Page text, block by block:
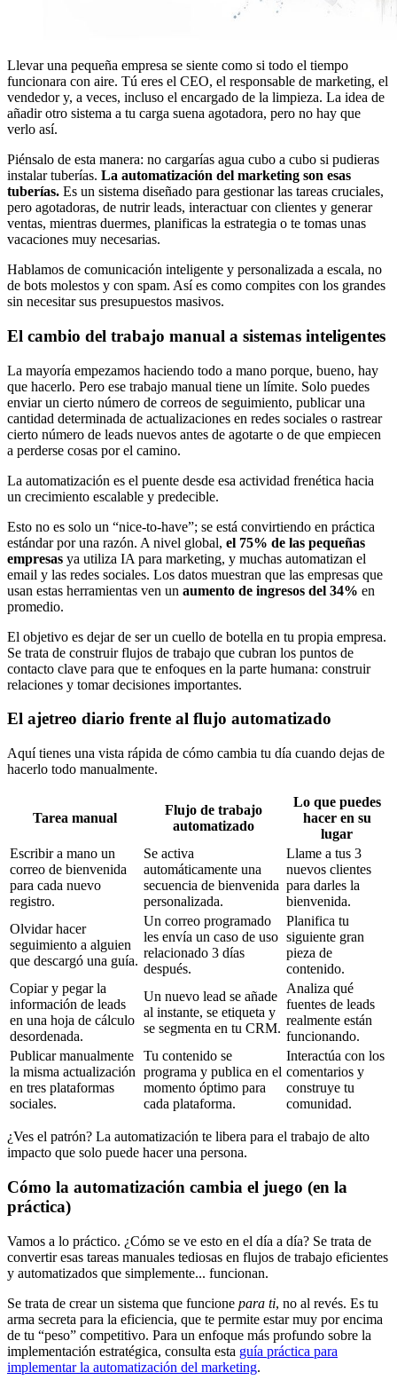
Llevar una pequeña empresa se siente como si todo el tiempo
funcionara con aire. Tú eres el CEO, el responsable de marketing, el
vendedor y, a veces, incluso el encargado de la limpieza. La idea de
añadir otro sistema a tu carga suena agotadora, pero no hay que
verlo así.
Piénsalo de esta manera: no cargarías agua cubo a cubo si pudieras
instalar tuberías. La automatización del marketing son esas
tuberías. Es un sistema diseñado para gestionar las tareas cruciales,
pero agotadoras, de nutrir leads, interactuar con clientes y generar
ventas, mientras duermes, planificas la estrategia o te tomas unas
vacaciones muy necesarias.
Hablamos de comunicación inteligente y personalizada a escala, no
de bots molestos y con spam. Así es como compites con los grandes
sin necesitar sus presupuestos masivos.
El cambio del trabajo manual a sistemas inteligentes
La mayoría empezamos haciendo todo a mano porque, bueno, hay
que hacerlo. Pero ese trabajo manual tiene un límite. Solo puedes
enviar un cierto número de correos de seguimiento, publicar una
cantidad determinada de actualizaciones en redes sociales o rastrear
cierto número de leads nuevos antes de agotarte o de que empiecen
a perderse cosas por el camino.
La automatización es el puente desde esa actividad frenética hacia
un crecimiento escalable y predecible.
Esto no es solo un “nice-to-have”; se está convirtiendo en práctica
estándar por una razón. A nivel global, el 75% de las pequeñas
empresas ya utiliza IA para marketing, y muchas automatizan el
email y las redes sociales. Los datos muestran que las empresas que
usan estas herramientas ven un aumento de ingresos del 34% en
promedio.
El objetivo es dejar de ser un cuello de botella en tu propia empresa.
Se trata de construir flujos de trabajo que cubran los puntos de
contacto clave para que te enfoques en la parte humana: construir
relaciones y tomar decisiones importantes.
El ajetreo diario frente al flujo automatizado
Aquí tienes una vista rápida de cómo cambia tu día cuando dejas de
hacerlo todo manualmente.
Tarea manual
Flujo de trabajo
automatizado
Lo que puedes
hacer en su
lugar
Escribir a mano un
correo de bienvenida
para cada nuevo
registro.
Se activa
automáticamente una
secuencia de bienvenida
personalizada.
Llame a tus 3
nuevos clientes
para darles la
bienvenida.
Olvidar hacer
seguimiento a alguien
que descargó una guía.
Un correo programado
les envía un caso de uso
relacionado 3 días
después.
Planifica tu
siguiente gran
pieza de
contenido.
Copiar y pegar la
información de leads
en una hoja de cálculo
desordenada.
Un nuevo lead se añade
al instante, se etiqueta y
se segmenta en tu CRM.
Analiza qué
fuentes de leads
realmente están
funcionando.
Publicar manualmente
la misma actualización
en tres plataformas
sociales.
Tu contenido se
programa y publica en el
momento óptimo para
cada plataforma.
Interactúa con los
comentarios y
construye tu
comunidad.
¿Ves el patrón? La automatización te libera para el trabajo de alto
impacto que solo puede hacer una persona.
Cómo la automatización cambia el juego (en la
práctica)
Vamos a lo práctico. ¿Cómo se ve esto en el día a día? Se trata de
convertir esas tareas manuales tediosas en flujos de trabajo eficientes
y automatizados que simplemente... funcionan.
Se trata de crear un sistema que funcione para ti, no al revés. Es tu
arma secreta para la eficiencia, que te permite estar muy por encima
de tu “peso” competitivo. Para un enfoque más profundo sobre la
implementación estratégica, consulta esta guía práctica para
implementar la automatización del marketing.